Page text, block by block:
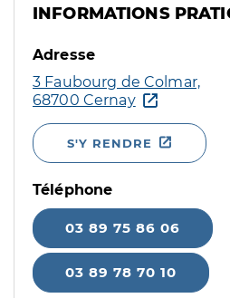
INFORMATIONS
Adresse
3 Faubourg de Colmar,
68700 Cernay
S'Y RENDRE
Téléphone
03 89 75 86 06
03 89 78 70 10